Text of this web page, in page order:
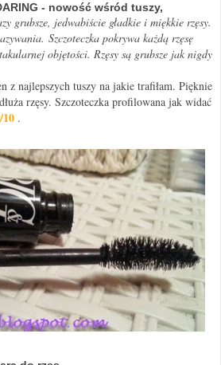
- nowość wśród tuszy,
grubsze, jedwabiście gładkie i miękkie rzęsy.
Szczoteczka pokrywa każdą rzęsę
objętości. Rzęsy są grubsze jak nigdy
z najlepszych tuszy na jakie trafiłam. Pięknie
rzęsy. Szczoteczka profilowana jak widać
10 .